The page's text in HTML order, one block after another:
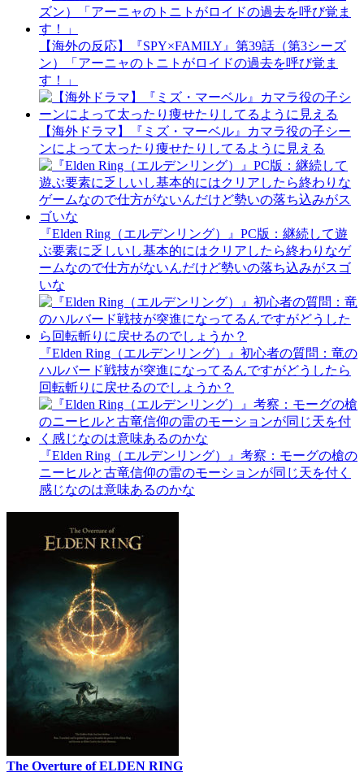
【海外の反応】『SPY×FAMILY』第39話（第3シーズ
ン）「アーニャのトニトがロイドの過去を呼び覚ま
す！」
【海外ドラマ】『ミズ・マーベル』カマラ役の子シー
ンによって太ったり痩せたりしてるように見える
『Elden Ring（エルデンリング）』PC版：継続して遊
ぶ要素に乏しいし基本的にはクリアしたら終わりなゲ
ームなので仕方がないんだけど勢いの落ち込みがスゴ
いな
『Elden Ring（エルデンリング）』初心者の質問：竜の
ハルバード戦技が突進になってるんですがどうしたら
回転斬りに戻せるのでしょうか？
『Elden Ring（エルデンリング）』考察：モーグの槍の
ニーヒルと古竜信仰の雷のモーションが同じ天を付く
感じなのは意味あるのかな
The Overture of ELDEN RING